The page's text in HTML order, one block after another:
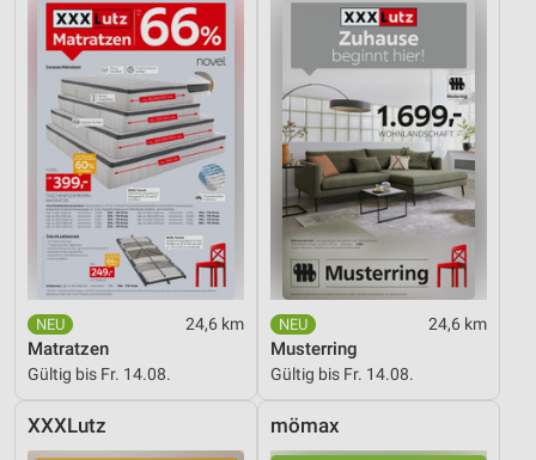
24,6 km
Matratzen
Gültig bis Fr. 14.08.
24,6 km
Musterring
Gültig bis Fr. 14.08.
XXXLutz mömax